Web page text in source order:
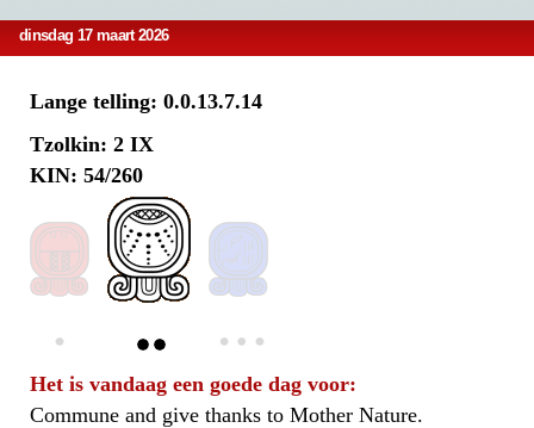
dinsdag 17 maart 2026
Lange telling: 0.0.13.7.14
Tzolkin: 2 IX
KIN: 54/260
Het is vandaag een goede dag voor:
Commune and give thanks to Mother Nature.